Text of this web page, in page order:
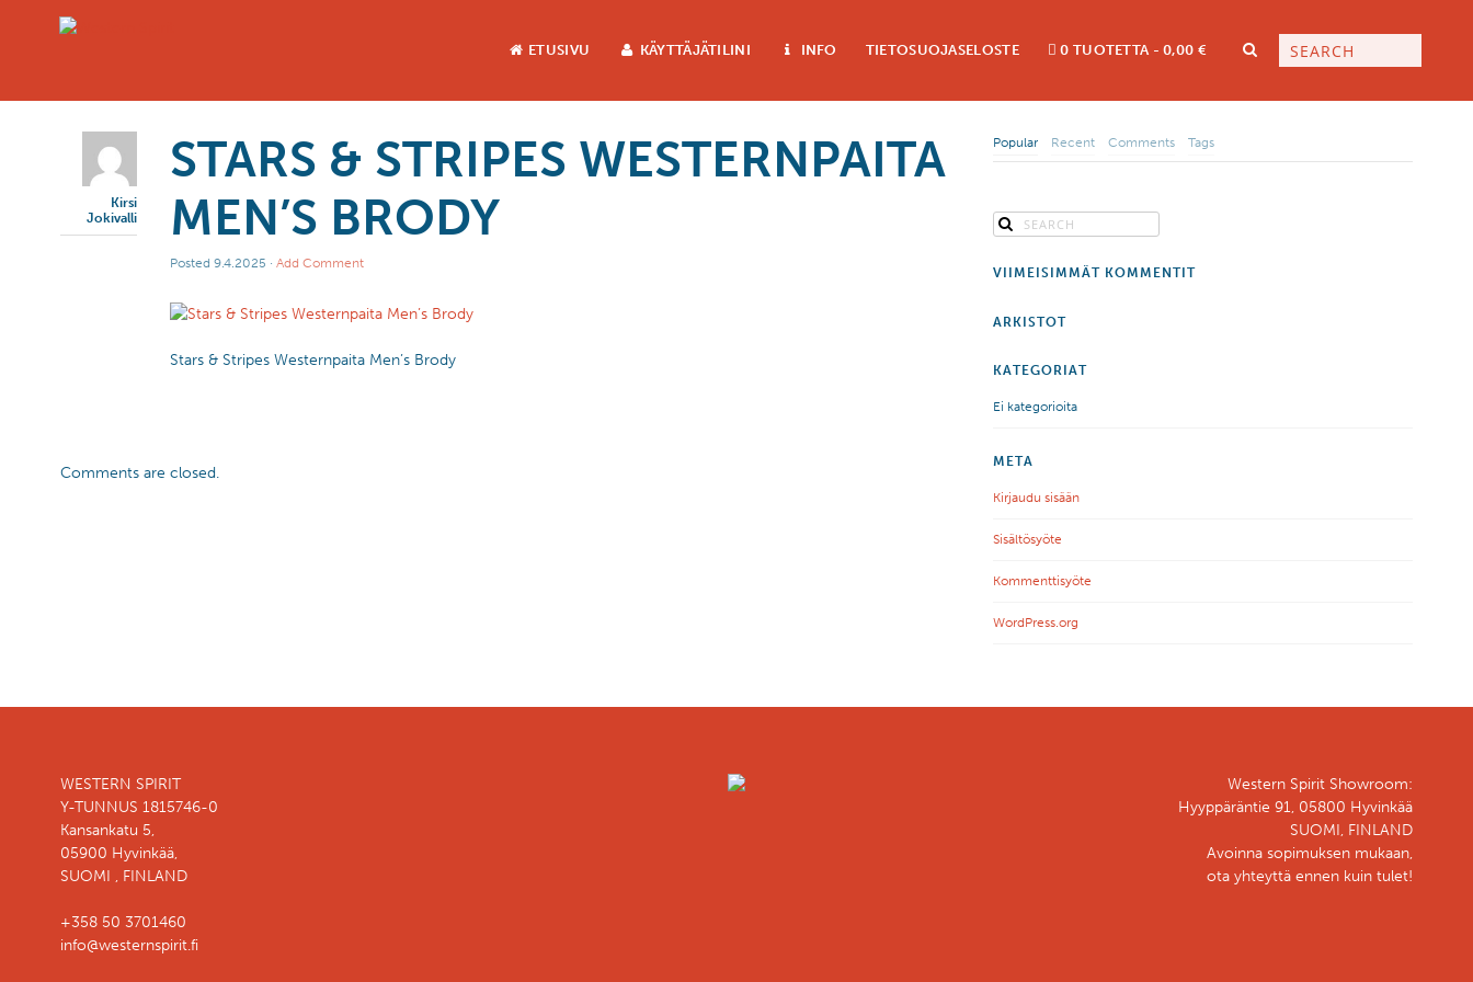
ETUSIVU KÄYTTÄJÄTILINI INFO TIETOSUOJASELOSTE 0 TUOTETTA 0,00 €
Kirsi
Jokivalli
STARS & STRIPES WESTERNPAITA
MEN’S BRODY
Posted 9.4.2025 · Add Comment
Stars & Stripes Westernpaita Men’s Brody
Comments are closed.
Popular Recent Comments Tags
VIIMEISIMMÄT KOMMENTIT
ARKISTOT
KATEGORIAT
Ei kategorioita
META
Kirjaudu sisään
Sisältösyöte
Kommenttisyöte
WordPress.org
WESTERN SPIRIT
Y-TUNNUS 1815746-0
Kansankatu 5,
05900 Hyvinkää,
SUOMI , FINLAND
+358 50 3701460
info@westernspirit.fi
Western Spirit Showroom:
Hyyppäräntie 91, 05800 Hyvinkää
SUOMI, FINLAND
Avoinna sopimuksen mukaan,
ota yhteyttä ennen kuin tulet!